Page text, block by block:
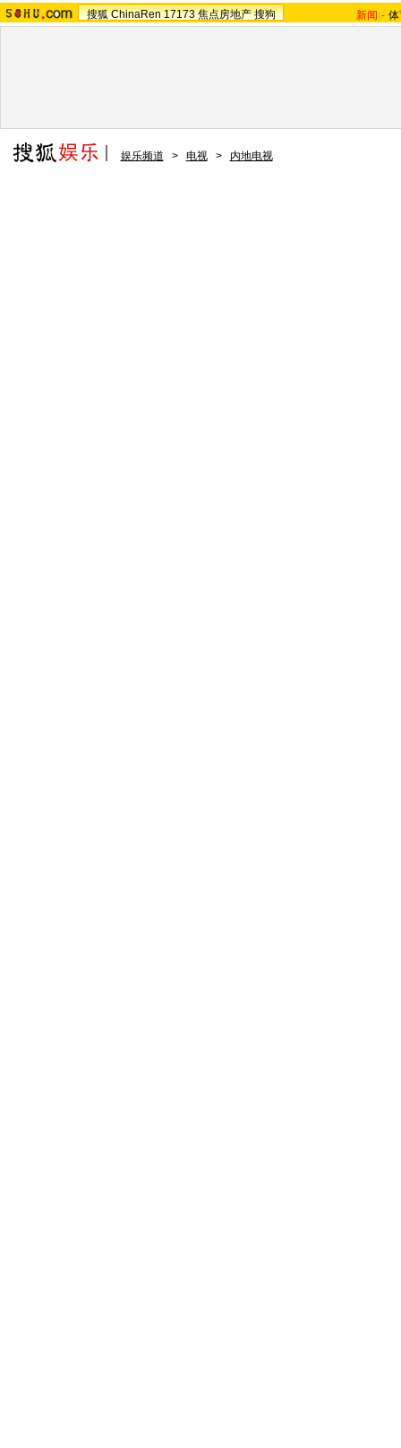
搜狐 ChinaRen 17173 焦点房地产 搜狗 新闻 -
娱乐频道 > 电视 > 内地电视